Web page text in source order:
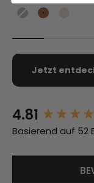
BlackCognac
Jetzt
4.81
Basierend auf 52
New content